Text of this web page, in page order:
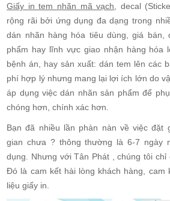
Giấy in tem nhãn mã vạch , decal
rộng rãi bởi ứng dụng đa dạng trong
dán nhãn hàng hóa tiêu dùng, giá bán,
phẩm hay lĩnh vực giao nhận hàng hóa
bệnh án, hay sản xuất: dán tem lên các
phí hợp lý nhưng mang lại lợi ích lớn do
áp dụng việc dán nhãn sản phẩm để
chóng hơn, chính xác hơn.
Bạn đã nhiều lần phàn nàn về việc đặt
gian chưa ? thông thường là 6-7 ngày
dụng. Nhưng với Tân Phát , chúng tôi chỉ
Đó là cam kết hài lòng khách hàng, cam
liệu giấy in.